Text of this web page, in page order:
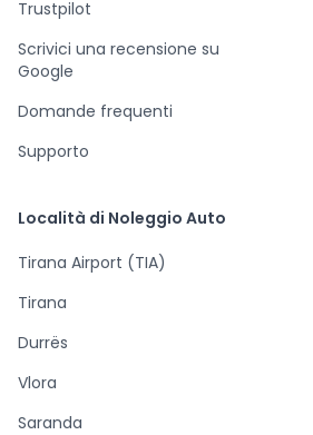
Trustpilot
Scrivici una recensione su
Google
Domande frequenti
Supporto
Località di Noleggio Auto
Tirana Airport (TIA)
Tirana
Durrës
Vlora
Saranda